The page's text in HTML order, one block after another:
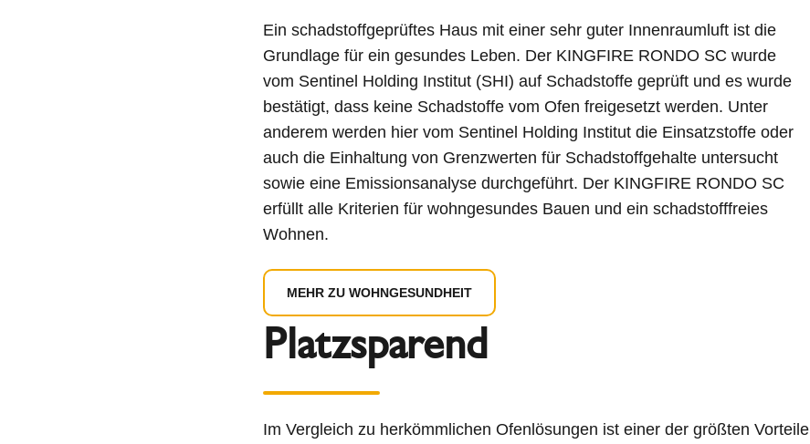
Ein schadstoffgeprüftes Haus mit einer sehr guter Innenraumluft ist die
Grundlage für ein gesundes Leben. Der KINGFIRE RONDO SC wurde
vom Sentinel Holding Institut (SHI) auf Schadstoffe geprüft und es wurde
bestätigt, dass keine Schadstoffe vom Ofen freigesetzt werden. Unter
anderem werden hier vom Sentinel Holding Institut die Einsatzstoffe oder
auch die Einhaltung von Grenzwerten für Schadstoffgehalte untersucht
sowie eine Emissionsanalyse durchgeführt. Der KINGFIRE RONDO SC
erfüllt alle Kriterien für wohngesundes Bauen und ein schadstofffreies
Wohnen.
MEHR ZU WOHNGESUNDHEIT
Platzsparend
Im Vergleich zu herkömmlichen Ofenlösungen ist einer der größten Vorteile